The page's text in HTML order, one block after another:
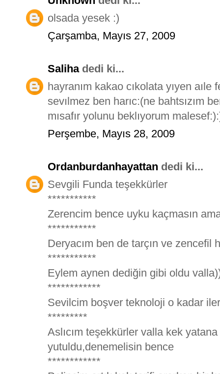
olsada yesek :)
Çarşamba, Mayıs 27, 2009
Salihadedi ki...
hayranım kakao cıkolata yıyen aıle
sevılmez ben harıc:(ne bahtsızım
mısafır yolunu beklıyorum
Perşembe, Mayıs 28, 2009
Ordanburdanhayattan dedi ki...
Sevgili Funda teşekkürler
***********
Zerencim bence uyku kaçmasın
***********
Deryacım ben de tarçın ve zencefil
***********
Eylem aynen dediğin gibi oldu
************
Sevilcim boşver teknoloji o kadar
*********
Aslıcım teşekkürler valla kek
yutuldu,denemelisin bence
************